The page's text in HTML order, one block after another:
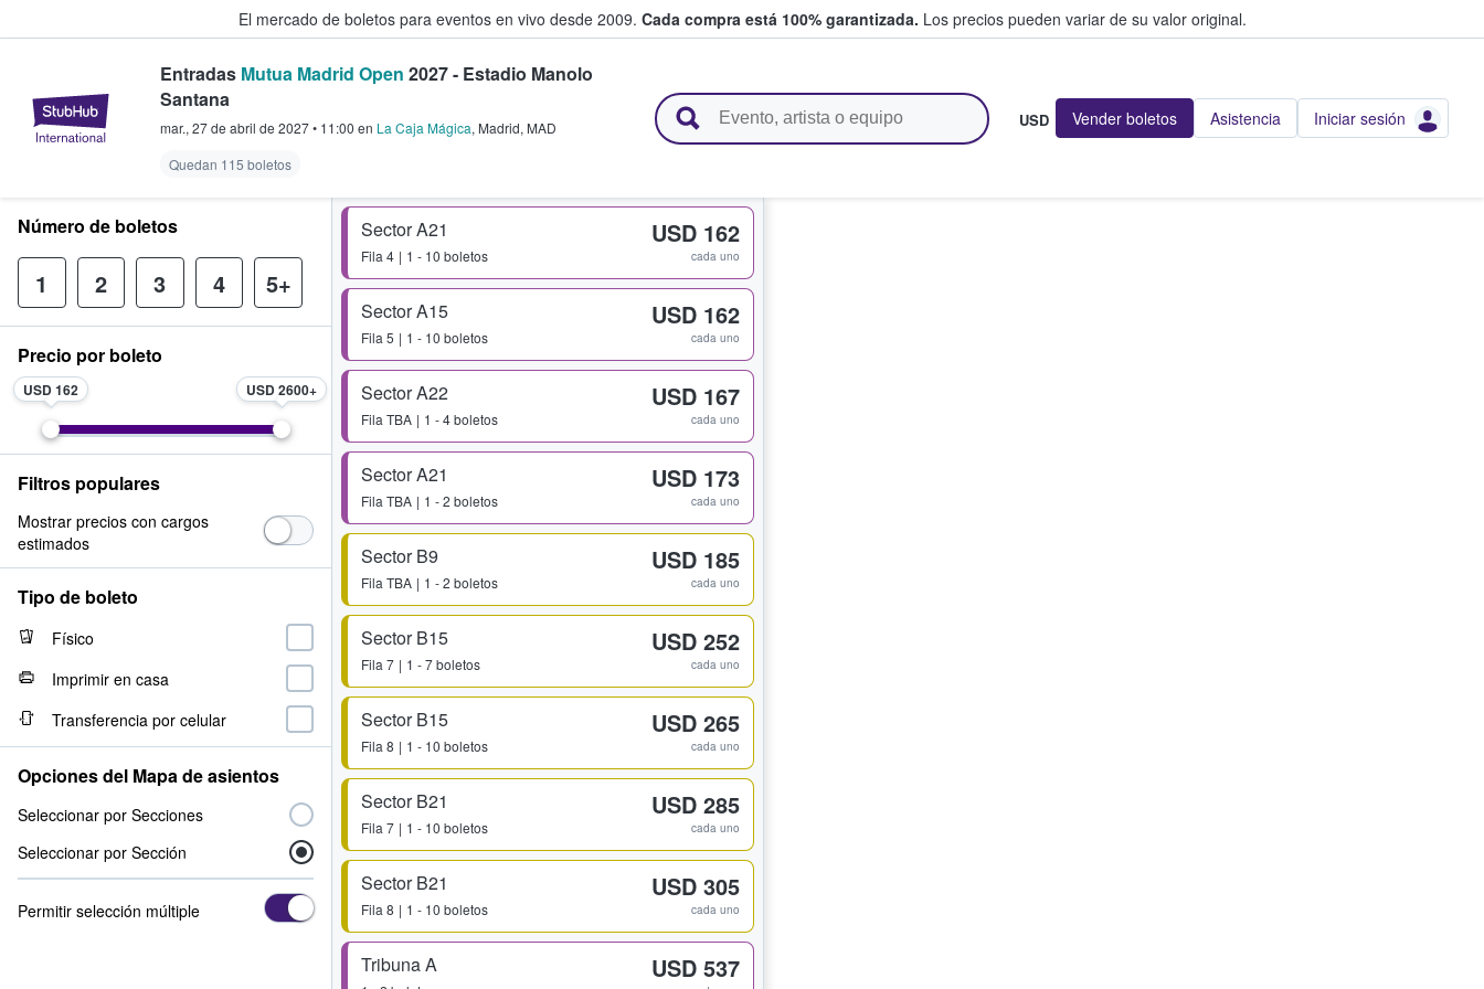
El mercado de boletos para eventos en vivo desde 2009. Cada compra está 100% garantizada. Los precios pueden variar de su valor original.
StubHub: donde los fans compran y venden boletos
Entradas Mutua Madrid Open 2027 - Estadio Manolo
Santana
mar., 27 de abril de 2027• 11:00 en La Caja Mágica, Madrid, MAD
Quedan 115 boletos
USD Vender boletos Asistencia Iniciar sesión
Sector A21
Fila 4 1 - 10 boletos
USD 162
cada uno
Sector A15
Fila 5 1 - 10 boletos
USD 162
cada uno
Sector A22
Fila TBA 1 - 4 boletos
USD 167
cada uno
Sector A21
Fila TBA 1 - 2 boletos
USD 173
cada uno
Sector B9
Fila TBA 1 - 2 boletos
USD 185
cada uno
Sector B15
Fila 7 1 - 7 boletos
USD 252
cada uno
Sector B15
Fila 8 1 - 10 boletos
USD 265
cada uno
Sector B21
Fila 7 1 - 10 boletos
USD 285
cada uno
Sector B21
Fila 8 1 - 10 boletos
USD 305
cada uno
Tribuna A USD 537
Número de boletos
1 2 3 4 5+
Precio por boleto
USD 162 USD 2600
Filtros populares
Mostrar precios con cargos
estimados
Tipo de boleto
Físico
Imprimir en casa
Transferencia por celular
Opciones del Mapa de asientos
Seleccionar por Secciones
Seleccionar por Sección
Permitir selección múltiple